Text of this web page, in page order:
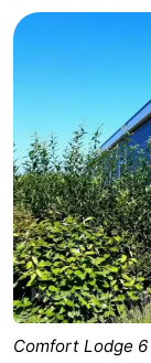
Comfort Lodge 6